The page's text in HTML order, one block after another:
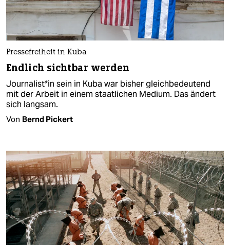
Pressefreiheit in Kuba
Endlich sichtbar werden
Journalist*in sein in Kuba war bisher gleichbedeutend
mit der Arbeit in einem staatlichen Medium. Das ändert
sich langsam.
Von Bernd Pickert